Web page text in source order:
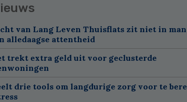
van Lang Leven Thuisflats zit niet in
alledaagse attentheid
trekt extra geld uit voor geclusterde
drie tools om langdurige zorg voor te